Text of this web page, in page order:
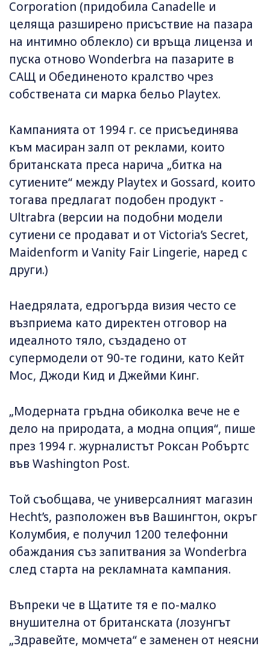
Corporation (придобила Canadelle и
целяща разширено присъствие на пазара
на интимно облекло) си връща лиценза и
пуска отново Wonderbra на пазарите в
САЩ и Обединеното кралство чрез
собствената си марка бельо Playtex.
Кампанията от 1994 г. се присъединява
към масиран залп от реклами, които
британската преса нарича „битка на
сутиените“ между Playtex и Gossard, които
тогава предлагат подобен продукт -
Ultrabra (версии на подобни модели
сутиени се продават и от Victoria’s Secret,
Maidenform и Vanity Fair Lingerie, наред с
други.)
Наедрялата, едрогърда визия често се
възприема като директен отговор на
идеалното тяло, създадено от
супермодели от 90-те години, като Кейт
Мос, Джоди Кид и Джейми Кинг.
„Модерната гръдна обиколка вече не е
дело на природата, а модна опция“, пише
през 1994 г. журналистът Роксан Робъртс
във Washington Post.
Той съобщава, че универсалният магазин
Hecht’s, разположен във Вашингтон, окръг
Колумбия, е получил 1200 телефонни
обаждания съз запитвания за Wonderbra
след старта на рекламната кампания.
Въпреки че в Щатите тя е по-малко
внушителна от британската (лозунгът
„Здравейте, момчета“ е заменен от неясни